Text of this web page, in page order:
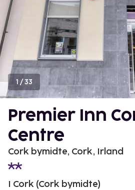
1 /33
Premier Inn
Centre
Cork bymidte, Cork, Irland
I Cork (Cork bymidte)